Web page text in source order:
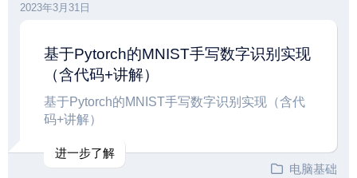
2023年3月31日
基于Pytorch的MNIST手写数字识别实现
（含代码+讲解）
基于Pytorch的MNIST手写数字识别实现（含代
码+讲解）
进一步了解
电脑基础